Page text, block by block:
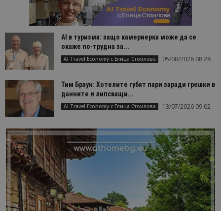
AI в туризма: защо камериерка може да се
окаже по-трудна за...
AI Travel Economy с Елица Стоилова 05/08/2026 08:28
Тим Браун: Хотелите губят пари заради грешки в
данните и липсващи...
AI Travel Economy с Елица Стоилова 13/07/2026 09:02